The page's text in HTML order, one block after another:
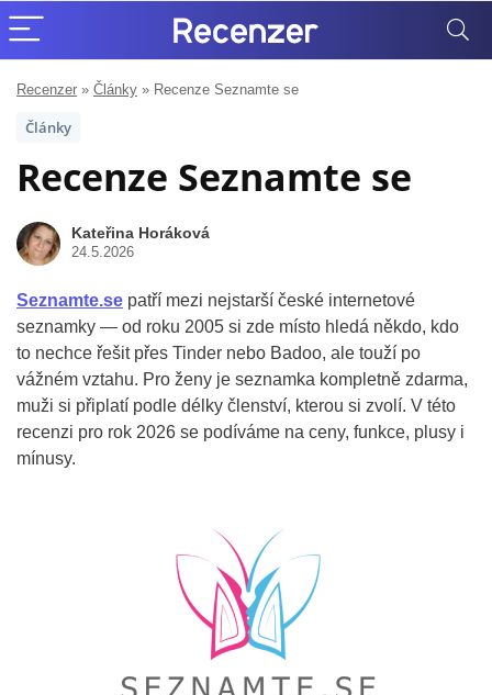
Recenzer » Články » Recenze Seznamte se
Články
Recenze Seznamte se
Kateřina Horáková
24.5.2026
Seznamte.se patří mezi nejstarší české internetové
seznamky — od roku 2005 si zde místo hledá někdo, kdo
to nechce řešit přes Tinder nebo Badoo, ale touží po
vážném vztahu. Pro ženy je seznamka kompletně zdarma,
muži si připlatí podle délky členství, kterou si zvolí. V této
recenzi pro rok 2026 se podíváme na ceny, funkce, plusy i
mínusy.